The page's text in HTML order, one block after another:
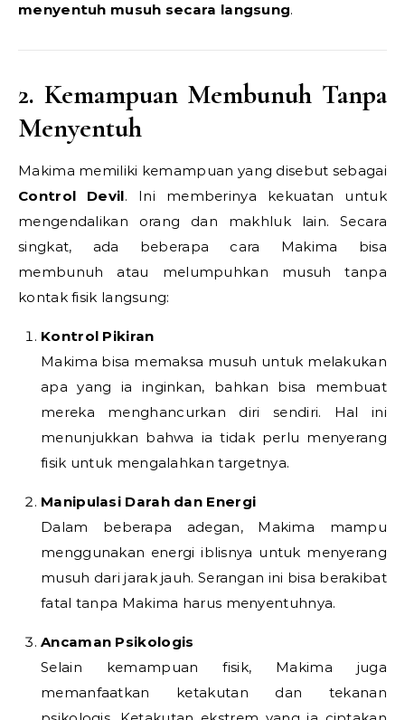
menyentuh musuh secara langsung.
2. Kemampuan Membunuh Tanpa
Menyentuh
Makima memiliki kemampuan yang disebut sebagai
Control Devil. Ini memberinya kekuatan untuk
mengendalikan orang dan makhluk lain. Secara
singkat, ada beberapa cara Makima bisa
membunuh atau melumpuhkan musuh tanpa
kontak fisik langsung:
Kontrol Pikiran
Makima bisa memaksa musuh untuk melakukan
apa yang ia inginkan, bahkan bisa membuat
mereka menghancurkan diri sendiri. Hal ini
menunjukkan bahwa ia tidak perlu menyerang
fisik untuk mengalahkan targetnya.
Manipulasi Darah dan Energi
Dalam beberapa adegan, Makima mampu
menggunakan energi iblisnya untuk menyerang
musuh dari jarak jauh. Serangan ini bisa berakibat
fatal tanpa Makima harus menyentuhnya.
Ancaman Psikologis
Selain kemampuan fisik, Makima juga
memanfaatkan ketakutan dan tekanan